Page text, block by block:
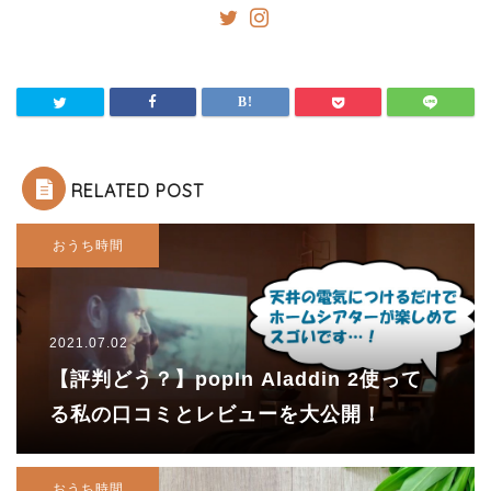
RELATED POST
おうち時間
2021.07.02
【評判どう？】popIn Aladdin 2使って
る私の口コミとレビューを大公開！